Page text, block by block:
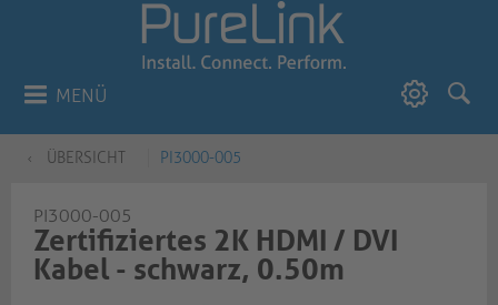
MENÜ
ÜBERSICHT PI3000-005
PI3000-005
Zertifiziertes 2K HDMI / DVI
Kabel - schwarz, 0.50m